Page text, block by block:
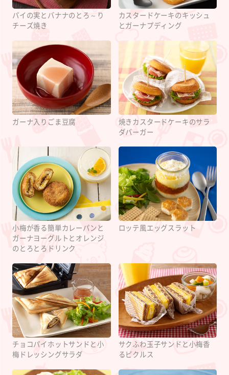
パイの実とバナナのとろ～り
チーズ焼き
カスタードケーキのキッシュ
とガーナプディング
ガーナ入りごま豆腐
焼きカスタードケーキのサラ
ダバーガー
小梅が香る簡単カレーパンと
ガーナヨーグルトとオレンジ
のとろとろドリンク
ロッテ風エッグスラット
チョコパイホットサンドと小
梅ドレッシングサラダ
サクふわ玉子サンドと小梅香
るピクルス